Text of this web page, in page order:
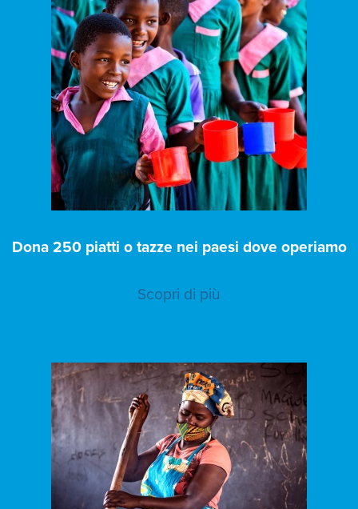
Dona 250 piatti o tazze nei paesi dove operiamo
Scopri di più